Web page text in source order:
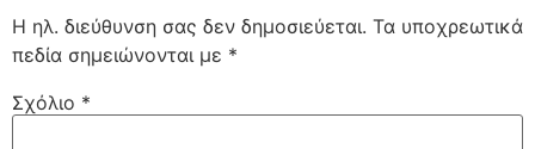
Η ηλ. διεύθυνση σας δεν δημοσιεύεται. Τα υποχρεωτικά
πεδία σημειώνονται με *
Σχόλιο *